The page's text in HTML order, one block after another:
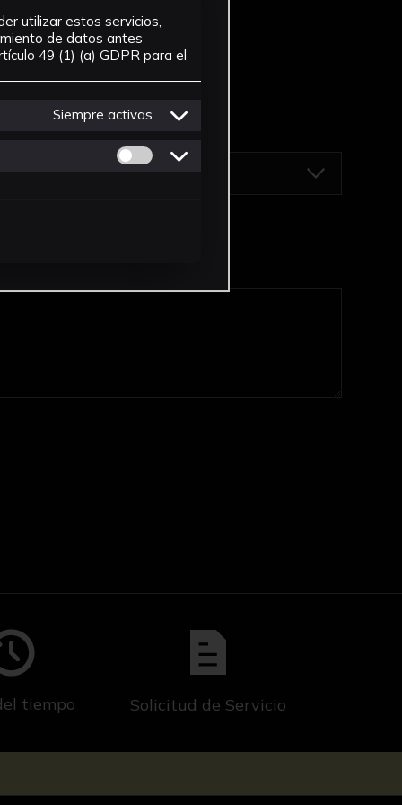
tiempo Solicitud de Servicio
utilizar estos servicios,
de datos antes
49 (1) (a) GDPR para el
Siempre activas
Permitir cookies de Personalizacion